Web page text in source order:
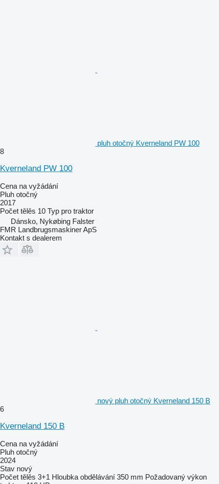
pluh otočný Kverneland PW 100
8
Kverneland PW 100
Cena na vyžádání
Pluh otočný
2017
Počet tělěs 10 Typ pro traktor
Dánsko, Nykøbing Falster
FMR Landbrugsmaskiner ApS
Kontakt s dealerem
nový pluh otočný Kverneland 150 B
6
Kverneland 150 B
Cena na vyžádání
Pluh otočný
2024
Stav nový
Počet tělěs 3+1 Hloubka obdělávání 350 mm Požadovaný výkon